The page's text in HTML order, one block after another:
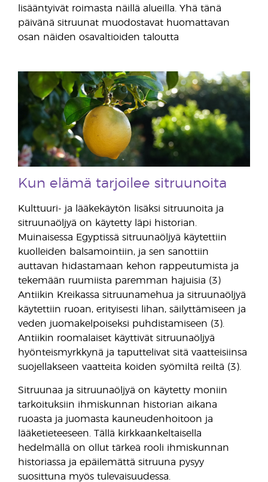
lisääntyivät roimasta näillä alueilla. Yhä tänä
päivänä sitruunat muodostavat huomattavan
osan näiden osavaltioiden taloutta
Kun elämä tarjoilee sitruunoita
Kulttuuri- ja lääkekäytön lisäksi sitruunoita ja
sitruunaöljyä on käytetty läpi historian.
Muinaisessa Egyptissä sitruunaöljyä käytettiin
kuolleiden balsamointiin, ja sen sanottiin
auttavan hidastamaan kehon rappeutumista ja
tekemään ruumiista paremman hajuisia (3)
Antiikin Kreikassa sitruunamehua ja sitruunaöljyä
käytettiin ruoan, erityisesti lihan, säilyttämiseen ja
veden juomakelpoiseksi puhdistamiseen (3).
Antiikin roomalaiset käyttivät sitruunaöljyä
hyönteismyrkkynä ja taputtelivat sitä vaatteisiinsa
suojellakseen vaatteita koiden syömiltä reiltä (3).
Sitruunaa ja sitruunaöljyä on käytetty moniin
tarkoituksiin ihmiskunnan historian aikana
ruoasta ja juomasta kauneudenhoitoon ja
lääketieteeseen. Tällä kirkkaankeltaisella
hedelmällä on ollut tärkeä rooli ihmiskunnan
historiassa ja epäilemättä sitruuna pysyy
suosittuna myös tulevaisuudessa.